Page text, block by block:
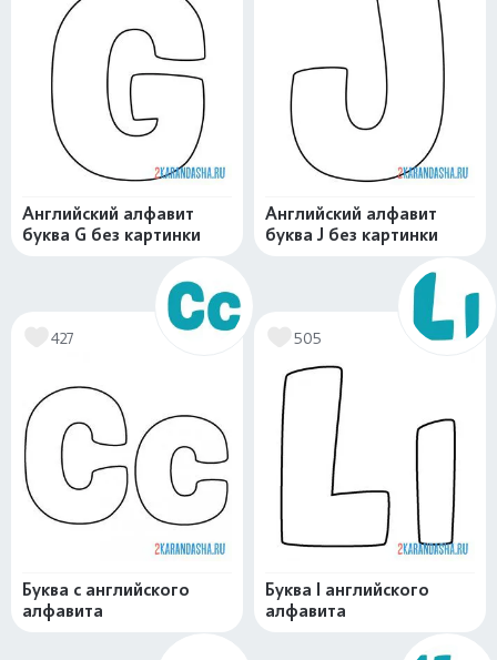
Английский алфавит
буква G без картинки
Английский алфавит
буква J без картинки
427
Буква c английского
алфавита
505
Буква l английского
алфавита